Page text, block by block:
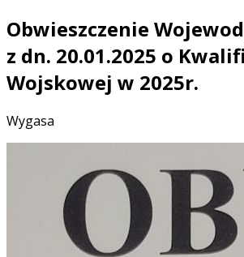
Obwieszczenie
z dn. 20.01.2025 o
Wojskowej w 2025r.
Wygasa